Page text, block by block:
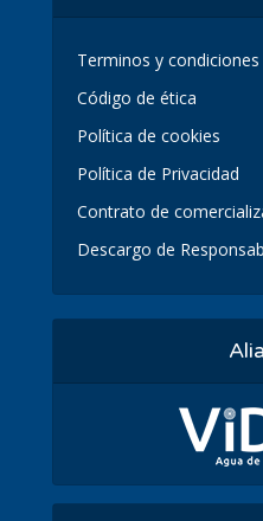
Terminos y
Código de ética
Política de cookies
Política de Privacidad
Contrato de
Descargo de